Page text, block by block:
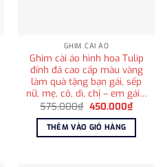
GHIM CÀI ÁO
Ghim cài áo hình hoa Tulip
đính đá cao cấp màu vàng
làm quà tặng bạn gái, sếp
nữ, mẹ, cô, dì, chị – em gái…
575.000₫ Giá
là:
575.000₫.
450.000₫Giá
hiện
tại
THÊM VÀO GIỎ HÀNG